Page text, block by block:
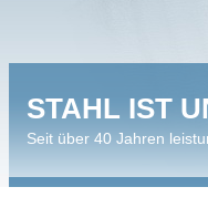
STAHL IST
Seit über 40 Jahren